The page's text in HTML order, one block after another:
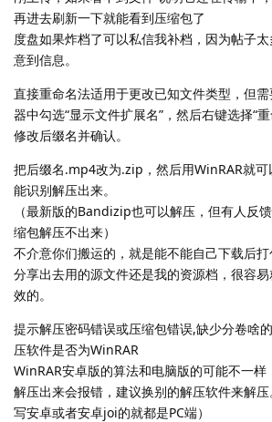
再进去刷新一下就能看到压缩包了
度盘如果炸档了可以私信我补档，因为帖子
意到信息。
直接重命名法适用于更改已知文件类型，但
器中勾选“显示文件扩展名”，然后右键选择“
修改后缀名并确认。
把后缀名.mp4改为.zip，然后用WinRAR就
能识别解压出来。
（最新版的Bandizip也可以解压，但有人反
缩包解压不出来）
不介意你们搬运的，就是能不能自己下载后
分享出去用的源文件还是我的资源档，很容
效的。
提示解压密码错误或压缩包错误,缺少分卷啥
压软件是否为WinRAR
WinRAR安卓版的算法和电脑版的可能不一
解压出来会报错，建议换别的解压软件来解
写安卓或者安卓joi的就都是PC端）